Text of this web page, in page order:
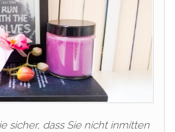
sicher, dass Sie nicht inmitten